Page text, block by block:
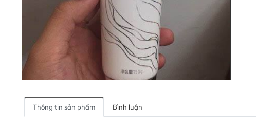
Thông tin sản phẩm Bình luận